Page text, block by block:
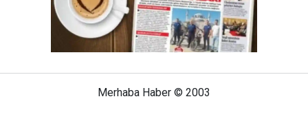
Merhaba Haber © 2003